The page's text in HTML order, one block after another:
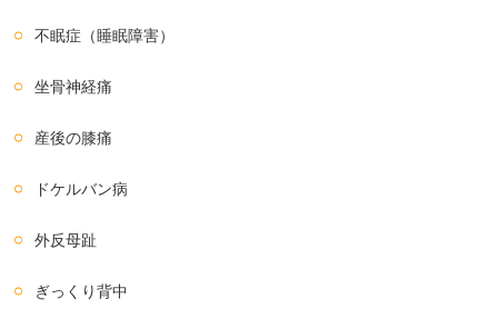
不眠症（睡眠障害）
坐骨神経痛
産後の膝痛
ドケルバン病
外反母趾
ぎっくり背中